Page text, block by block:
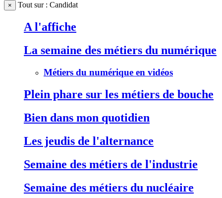
× Tout sur : Candidat
A l'affiche
La semaine des métiers du numérique
Métiers du numérique en vidéos
Plein phare sur les métiers de bouche
Bien dans mon quotidien
Les jeudis de l'alternance
Semaine des métiers de l'industrie
Semaine des métiers du nucléaire